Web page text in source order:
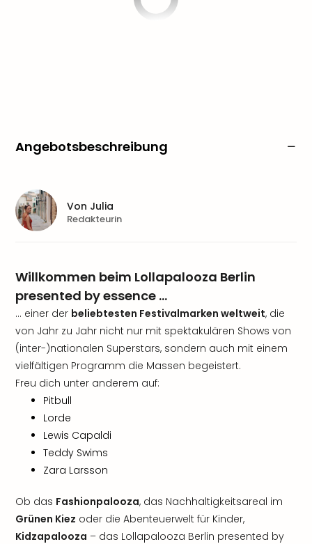
Angebotsbeschreibung
Willkommen beim Lollapalooza Berlin
presented by essence ...
... einer der beliebtesten Festivalmarken weltweit, die
von Jahr zu Jahr nicht nur mit spektakulären Shows von
(inter-)nationalen Superstars, sondern auch mit einem
vielfältigen Programm die Massen begeistert.
Freu dich unter anderem auf:
Pitbull
Lorde
Lewis Capaldi
Teddy Swims
Zara Larsson
Ob das Fashionpalooza, das Nachhaltigkeitsareal im
Grünen Kiez oder die Abenteuerwelt für Kinder,
Kidzapalooza – das Lollapalooza Berlin presented by
Von Julia
Redakteurin